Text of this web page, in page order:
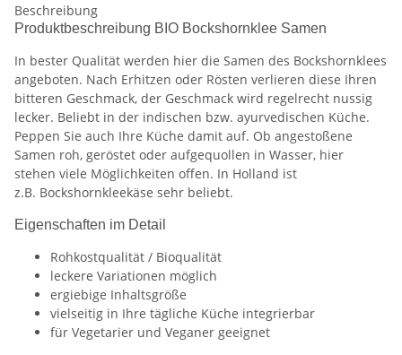
Beschreibung
Produktbeschreibung BIO Bockshornklee Samen
In bester Qualität werden hier die Samen des Bockshornklees
angeboten. Nach Erhitzen oder Rösten verlieren diese Ihren
bitteren Geschmack, der Geschmack wird regelrecht nussig
lecker. Beliebt in der indischen bzw. ayurvedischen Küche.
Peppen Sie auch Ihre Küche damit auf. Ob angestoßene
Samen roh, geröstet oder aufgequollen in Wasser, hier
stehen viele Möglichkeiten offen. In Holland ist
z.B. Bockshornkleekäse sehr beliebt.
Eigenschaften im Detail
Rohkostqualität / Bioqualität
leckere Variationen möglich
ergiebige Inhaltsgröße
vielseitig in Ihre tägliche Küche integrierbar
für Vegetarier und Veganer geeignet